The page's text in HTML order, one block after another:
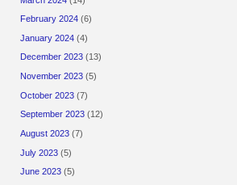
February 2024 (6)
January 2024 (4)
December 2023 (13)
November 2023 (5)
October 2023 (7)
September 2023 (12)
August 2023 (7)
July 2023 (5)
June 2023 (5)